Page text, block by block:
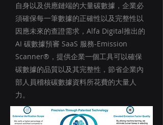
自身以及供應鏈端的大量碳數據，企業必
須確保每一筆數據的正確性以及完整性以
因應未來的查證需求，Alfa Digital推出的
AI 碳數據預審 SaaS 服務-Emission
Scanner®，提供企業一個工具可以確保
碳數據的品質以及其完整性，節省企業內
部人員稽核碳數據資料所花費的大量人
力。